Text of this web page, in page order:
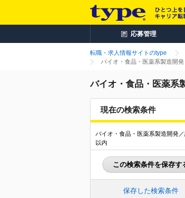
応募管理
転職・求人情報サイトのtype
バイオ・食品・医薬系製造開
バイオ・食品・医薬系
現在の検索条件
バイオ・食品・医薬系製造開発
以内
この検索条件を保存す
保存した検索条件